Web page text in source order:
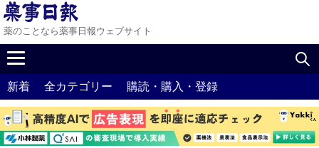
薬のことなら薬事日報ウェブサイト
新着 全カテゴリー 購読・購入・登録